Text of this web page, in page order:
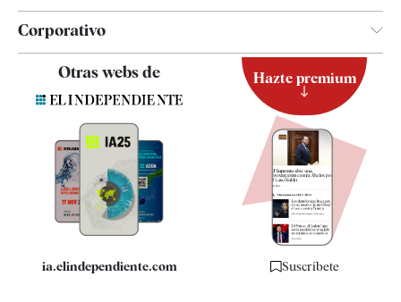
Corporativo
Contacto
Quiénes somos
Especificaciones
Otras webs de
ia.elindependiente.com
Hazte premium
Suscríbete